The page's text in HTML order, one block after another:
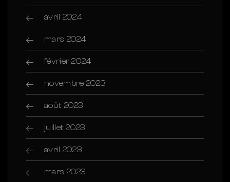
avril 2024
mars 2024
février 2024
novembre 2023
août 2023
juillet 2023
avril 2023
mars 2023